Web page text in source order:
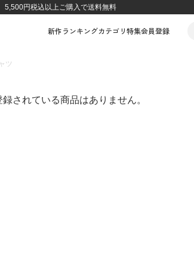
5,500円税込以上ご購入で送料無料
新作ランキングカテゴリ特集会員登録
ツ
録されている商品はありません。